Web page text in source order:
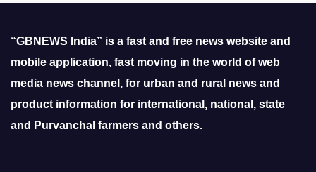
“GBNEWS India” is a fast and free news website and
mobile application, fast moving in the world of web
media news channel, for urban and rural news and
product information for international, national, state
and Purvanchal farmers and others.